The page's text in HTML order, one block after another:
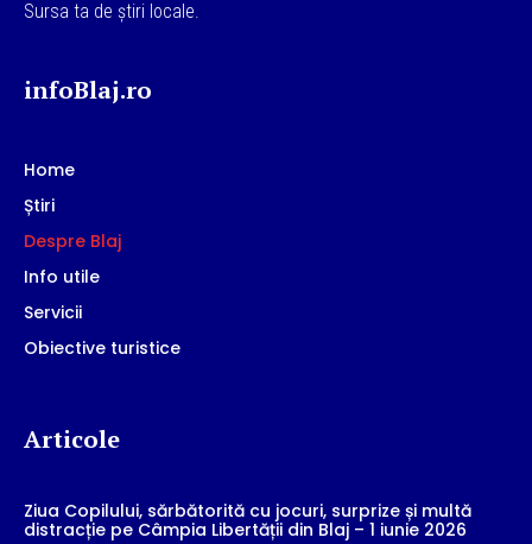
Sursa ta de știri locale.
infoBlaj.ro
Home
Știri
Despre Blaj
Info utile
Servicii
Obiective turistice
Articole
Ziua Copilului, sărbătorită cu jocuri, surprize și multă
distracție pe Câmpia Libertății din Blaj – 1 iunie 2026